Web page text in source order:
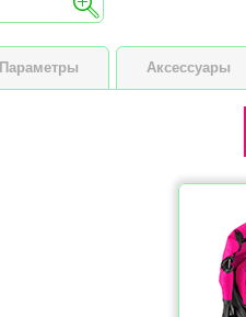
Параметры Аксессуары